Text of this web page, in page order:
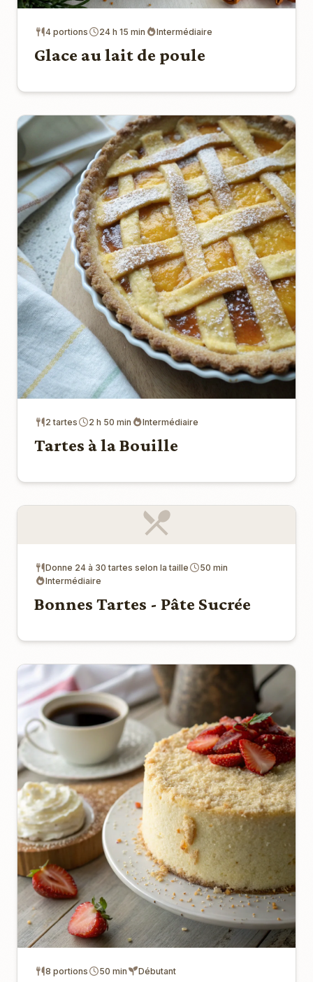
4 portions 24 h 15 min Intermédiaire
Glace au lait de poule
2 tartes 2 h 50 min Intermédiaire
Tartes à la Bouille
Donne 24 à 30 tartes selon la taille
50 min
Intermédiaire
Bonnes Tartes - Pâte Sucrée
8 portions 50 min Débutant